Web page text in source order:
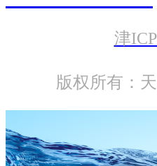
津
版权所有：